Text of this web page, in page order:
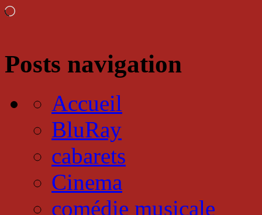
Chargement…
Posts navigation
Accueil
BluRay
cabarets
Cinema
comédie musicale